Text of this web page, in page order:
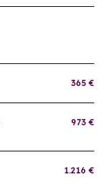
365 €
973 €
1.216 €